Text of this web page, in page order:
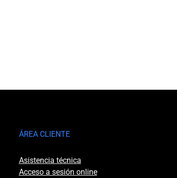
ÁREA CLIENTE
Asistencia técnica
Acceso a sesión online